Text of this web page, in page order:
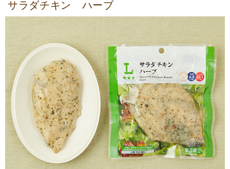
サラダチキン ハーブ